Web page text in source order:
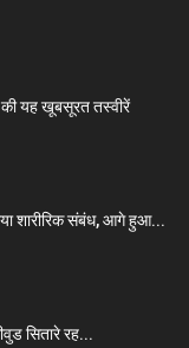
यह खूबसूरत तस्वीरें
शारीरिक संबंध, आगे हुआ...
सितारे रह...